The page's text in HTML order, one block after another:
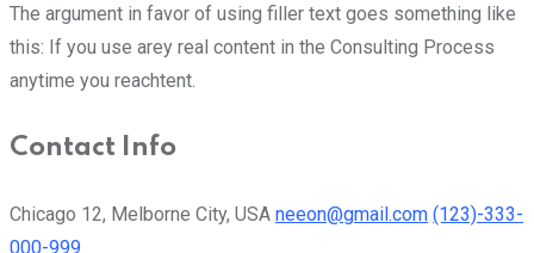
The argument in favor of using filler text goes something like
this: If you use arey real content in the Consulting Process
anytime you reachtent.
Contact Info
Chicago 12, Melborne City, USA neeon@gmail.com (123)-333-
000-999